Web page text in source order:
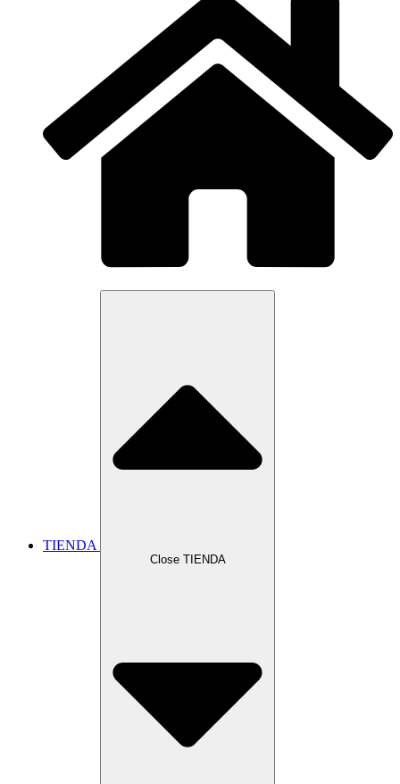
TIENDA
Close TIENDA